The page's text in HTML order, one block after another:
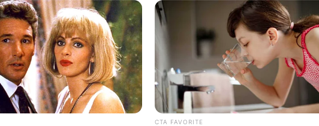
Hier ist das gesamte internationale Angebot von Get Your Guide.
Nichts passendes gefunden? Touristische Informationen und zum Teil
unsersemOnlinestadtführer für Marbach am Neckarzu finden, mit
noch auf unserer Informationsseite zum ThemaTourismusinformation
einem Stadt- bzw. Fremdenführer gesucht werden.
Möglich ist auch der Erwerb einesReiseführers für Marbach am Neckar
CTA FAVORITE
Saturday Night. He Said He'd Be Up At
17 Actors
Mind